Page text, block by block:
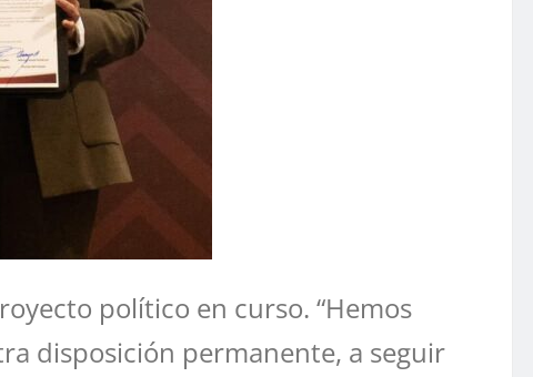
político en curso. “Hemos
disposición permanente, a seguir